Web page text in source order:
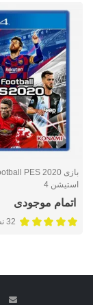
استیشن 4
اتمام موجودی
32 نظر